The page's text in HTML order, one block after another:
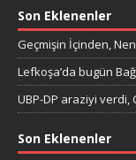
Son Eklenenler
Geçmişin İçinden,
Lefkoşa’da bugün
UBP-DP araziyi verdi,
Son Eklenenler